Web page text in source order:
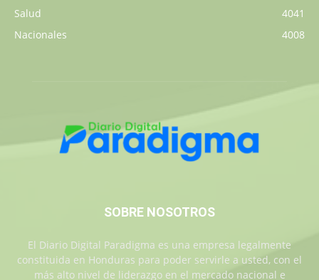
Salud
4041
Nacionales
4008
SOBRE NOSOTROS
El Diario Digital Paradigma es una empresa legalmente
constituida en Honduras para poder servirle a usted, con el
más alto nivel de liderazgo en el mercado nacional e